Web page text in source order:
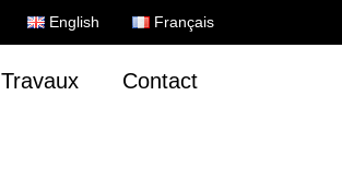
English Français
Travaux Contact